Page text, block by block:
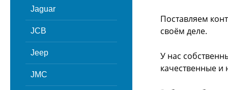
Jaguar
JCB
Jeep
JMC
Поставляем
своём деле.
У нас
качественные и